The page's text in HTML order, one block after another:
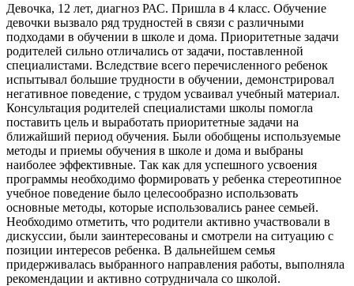
Девочка, 12 лет, диагноз РАС. Пришла в 4 класс. Обучение
девочки вызвало ряд трудностей в связи с различными
подходами в обучении в школе и дома. Приоритетные задачи
родителей сильно отличались от задачи, поставленной
специалистами. Вследствие всего перечисленного ребенок
испытывал большие трудности в обучении, демонстрировал
негативное поведение, с трудом усваивал учебный материал.
Консультация родителей специалистами школы помогла
поставить цель и выработать приоритетные задачи на
ближайший период обучения. Были обобщены используемые
методы и приемы обучения в школе и дома и выбраны
наиболее эффективные. Так как для успешного усвоения
программы необходимо формировать у ребенка стереотипное
учебное поведение было целесообразно использовать
основные методы, которые использовались ранее семьей.
Необходимо отметить, что родители активно участвовали в
дискуссии, были заинтересованы и смотрели на ситуацию с
позиции интересов ребенка. В дальнейшем семья
придерживалась выбранного направления работы, выполняла
рекомендации и активно сотрудничала со школой.